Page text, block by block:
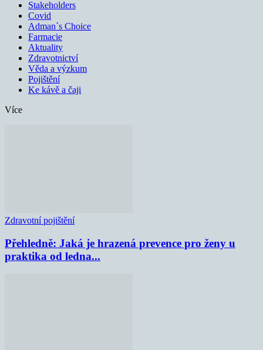
Stakeholders
Covid
Adman´s Choice
Farmacie
Aktuality
Zdravotnictví
Věda a výzkum
Pojištění
Ke kávě a čaji
Více
Zdravotní pojištění
Přehledně: Jaká je hrazená prevence pro ženy u
praktika od ledna...